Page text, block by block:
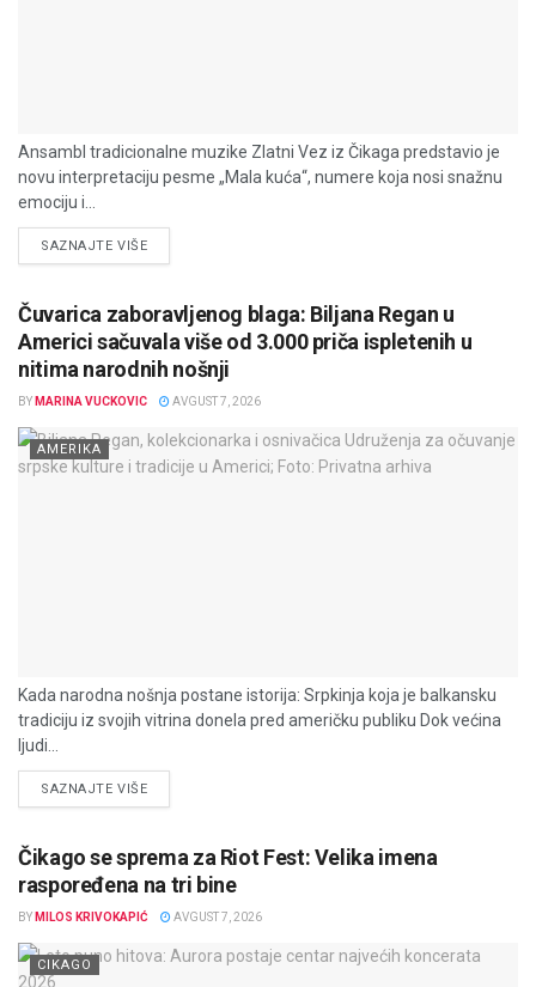
Ansambl tradicionalne muzike Zlatni Vez iz Čikaga predstavio je
novu interpretaciju pesme „Mala kuća“, numere koja nosi snažnu
emociju i...
SAZNAJTE VIŠEDETAILS
Čuvarica zaboravljenog blaga: Biljana Regan u
Americi sačuvala više od 3.000 priča ispletenih u
nitima narodnih nošnji
BY MARINA VUCKOVIC AVGUST 7, 2026
AMERIKA
Kada narodna nošnja postane istorija: Srpkinja koja je balkansku
tradiciju iz svojih vitrina donela pred američku publiku Dok većina
ljudi...
SAZNAJTE VIŠEDETAILS
Čikago se sprema za Riot Fest: Velika imena
raspoređena na tri bine
BY MILOS KRIVOKAPIĆ AVGUST 7, 2026
CIKAGO